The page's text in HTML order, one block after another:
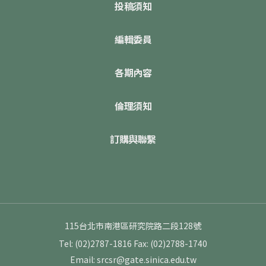
投稿須知
編輯委員
各期內容
倫理須知
訂購與聯繫
115台北市南港區研究院路二段128號
Tel: (02)2787-1816 Fax: (02)2788-1740
Email: srcsr@gate.sinica.edu.tw